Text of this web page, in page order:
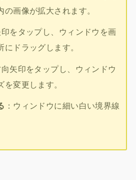
の画像が拡大されます。
印をタップし、ウィンドウを画
にドラッグします。
向矢印をタップし、ウィンドウ
を変更します。
：ウィンドウに細い白い境界線